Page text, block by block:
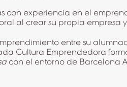
con experiencia en el
al crear su propia empresa
entre su
Cultura Emprendedora
con el entorno de Barcelona